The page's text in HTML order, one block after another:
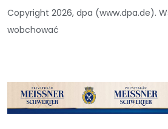
Copyright 2026, dpa (www.dpa.de).
wobchować